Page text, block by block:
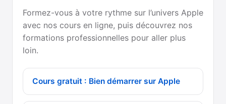
Formez-vous à votre rythme sur l’univers Apple
avec nos cours en ligne, puis découvrez nos
formations professionnelles pour aller plus
loin.
Cours gratuit : Bien démarrer sur Apple